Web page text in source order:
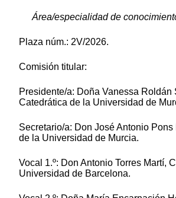
Área/especialidad de
Plaza núm.: 2V/2026.
Comisión titular:
Presidente/a: Doña Vanessa Roldán
Catedrática de la Universidad de
Secretario/a: Don José Antonio
de la Universidad de Murcia.
Vocal 1.º: Don Antonio Torres Martí,
Universidad de Barcelona.